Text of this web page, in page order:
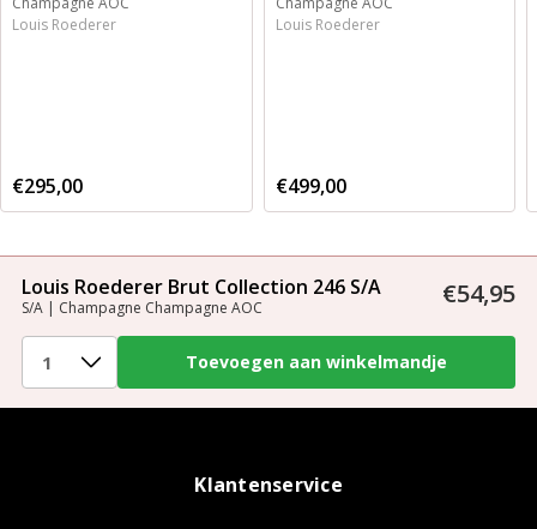
Louis Roederer
€295,00
Louis Roederer
€499,00
Louis Roederer Brut Collection 246 S/A
S/A | Champagne Champagne AOC €54,95
Klantenservice